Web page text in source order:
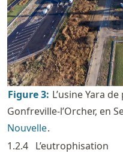
Figure3: L’usine Yara
Gonfreville-l’Orcher, en
Nouvelle.
1.2.4 L’eutrophisation